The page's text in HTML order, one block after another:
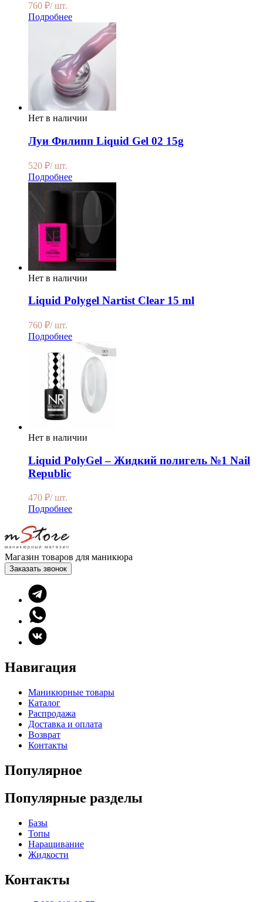
760 ₽/ шт.
Подробнее
Нет в наличии
Луи Филипп Liquid Gel 02 15g
520 ₽/ шт.
Подробнее
Нет в наличии
Liquid Polygel Nartist Clear 15 ml
760 ₽/ шт.
Подробнее
Нет в наличии
Liquid PolyGel – Жидкий полигель №1 Nail
Republic
470 ₽/ шт.
Подробнее
Магазин товаров для маникюра
Заказать звонок
Навигация
Маникюрные товары
Каталог
Распродажа
Доставка и оплата
Возврат
Контакты
Популярное
Популярные разделы
Базы
Топы
Наращивание
Жидкости
Контакты